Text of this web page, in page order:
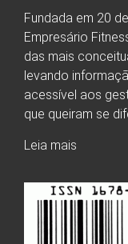
Fundada em 20
Empresário
das mais
levando
acessível aos
que queiram se
Leia mais